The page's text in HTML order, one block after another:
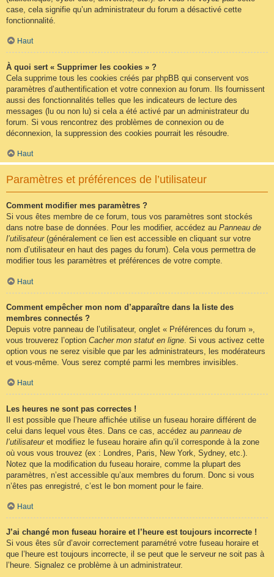
case, cela signifie qu’un administrateur du forum a désactivé cette
fonctionnalité.
Haut
À quoi sert « Supprimer les cookies » ?
Cela supprime tous les cookies créés par phpBB qui conservent vos
paramètres d’authentification et votre connexion au forum. Ils fournissent
aussi des fonctionnalités telles que les indicateurs de lecture des
messages (lu ou non lu) si cela a été activé par un administrateur du
forum. Si vous rencontrez des problèmes de connexion ou de
déconnexion, la suppression des cookies pourrait les résoudre.
Haut
Paramètres et préférences de l’utilisateur
Comment modifier mes paramètres ?
Si vous êtes membre de ce forum, tous vos paramètres sont stockés
dans notre base de données. Pour les modifier, accédez au Panneau de
l’utilisateur(généralement ce lien est accessible en cliquant sur votre
nom d’utilisateur en haut des pages du forum). Cela vous permettra de
modifier tous les paramètres et préférences de votre compte.
Haut
Comment empêcher mon nom d’apparaître dans la liste des
membres connectés ?
Depuis votre panneau de l’utilisateur, onglet « Préférences du forum »,
vous trouverez l’option Cacher mon statut en ligne . Si vous activez cette
option vous ne serez visible que par les administrateurs, les modérateurs
et vous-même. Vous serez compté parmi les membres invisibles.
Haut
Les heures ne sont pas correctes !
Il est possible que l’heure affichée utilise un fuseau horaire différent de
celui dans lequel vous êtes. Dans ce cas, accédez au panneau de
l’utilisateuret modifiez le fuseau horaire afin qu’il corresponde à la zone
où vous vous trouvez (ex : Londres, Paris, New York, Sydney, etc.).
Notez que la modification du fuseau horaire, comme la plupart des
paramètres, n’est accessible qu’aux membres du forum. Donc si vous
n’êtes pas enregistré, c’est le bon moment pour le faire.
Haut
J’ai changé mon fuseau horaire et l’heure est toujours incorrecte !
Si vous êtes sûr d’avoir correctement paramétré votre fuseau horaire et
que l’heure est toujours incorrecte, il se peut que le serveur ne soit pas à
l’heure. Signalez ce problème à un administrateur.